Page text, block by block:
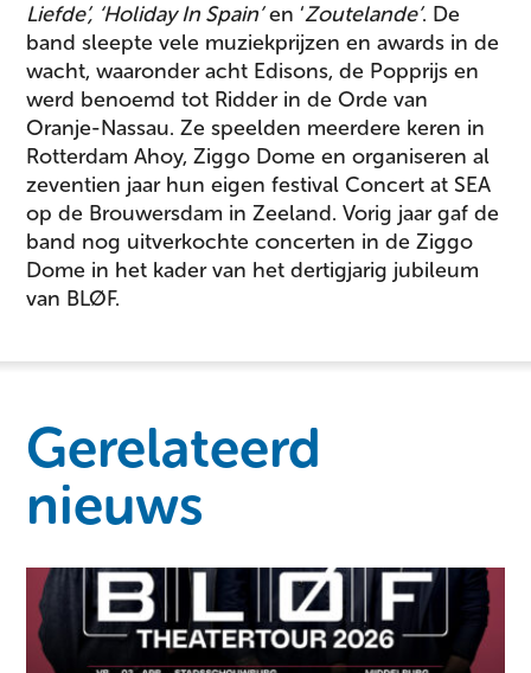
Liefde’, ‘Holiday In Spain’en ‘Zoutelande’. De
band sleepte vele muziekprijzen en awards in de
wacht, waaronder acht Edisons, de Popprijs en
werd benoemd tot Ridder in de Orde van
Oranje-Nassau. Ze speelden meerdere keren in
Rotterdam Ahoy, Ziggo Dome en organiseren al
zeventien jaar hun eigen festival Concert at SEA
op de Brouwersdam in Zeeland. Vorig jaar gaf de
band nog uitverkochte concerten in de Ziggo
Dome in het kader van het dertigjarig jubileum
van BLØF.
Gerelateerd
nieuws